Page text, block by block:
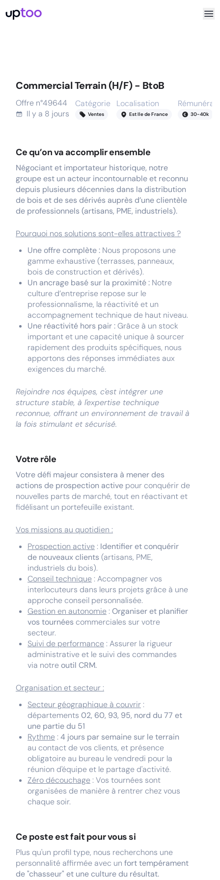
Commercial Terrain (H/F) - BtoB
Offre n°49644
Il y a 8 jours
Catégorie
Ventes
Localisation
Est Ile de France 30-40k
Ce qu’on va accomplir ensemble
Négociant et importateur historique, notre
groupe est un acteur incontournable et reconnu
depuis plusieurs décennies dans la distribution
de bois et de ses dérivés auprès d’une clientèle
de professionnels (artisans, PME, industriels).
Pourquoi nos solutions sont-elles attractives ?
Une offre complète : Nous proposons une
gamme exhaustive (terrasses, panneaux,
bois de construction et dérivés).
Un ancrage basé sur la proximité : Notre
culture d’entreprise repose sur le
professionnalisme, la réactivité et un
accompagnement technique de haut niveau.
Une réactivité hors pair :Grâce à un stock
important et une capacité unique à sourcer
rapidement des produits spécifiques, nous
apportons des réponses immédiates aux
exigences du marché.
Rejoindre nos équipes, c'est intégrer une
structure stable, à l'expertise technique
reconnue, offrant un environnement de travail à
la fois stimulant et sécurisé.
Votre rôle
Votre défi majeur consistera à mener des
actions de prospection active pour conquérir de
nouvelles parts de marché, tout en réactivant et
fidélisant un portefeuille existant.
Vos missions au quotidien :
Prospection active: Identifier et conquérir
de nouveaux clients (artisans, PME,
industriels du bois).
Conseil technique: Accompagner vos
interlocuteurs dans leurs projets grâce à une
approche conseil personnalisée.
Gestion en autonomie:Organiser et planifier
vos tournées commerciales sur votre
secteur.
Suivi de performance: Assurer la rigueur
administrative et le suivi des commandes
via notre outil CRM.
Organisation et secteur :
Secteur géographique à couvrir:
départements 02, 60, 93, 95, nord du 77 et
une partie du 51
Rythme:4 jours par semaine sur le terrain
au contact de vos clients, et présence
obligatoire au bureau le vendredi pour la
réunion d'équipe et le partage d'activité.
Zéro découchage: Vos tournées sont
organisées de manière à rentrer chez vous
chaque soir.
Ce poste est fait pour vous si
Plus qu'un profil type, nous recherchons une
personnalité affirmée avec un fort tempérament
de "chasseur" et une culture du résultat.